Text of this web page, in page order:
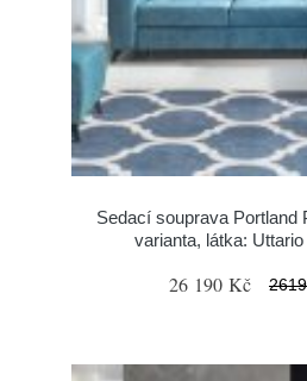
Sedací souprava Portland
varianta, látka:
26 190 Kč